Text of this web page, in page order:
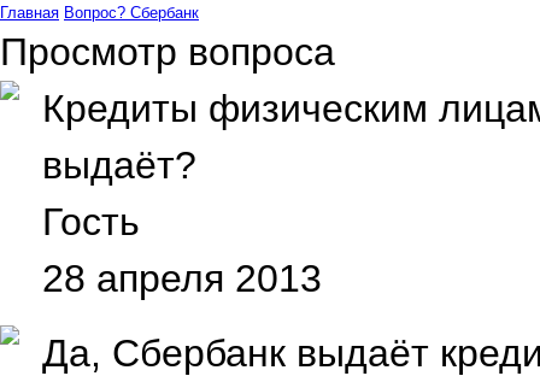
Главная Вопрос? Сбербанк
Просмотр вопроса
Кредиты физическим
выдаёт?
Гость
28 апреля 2013
Да, Сбербанк выдаёт